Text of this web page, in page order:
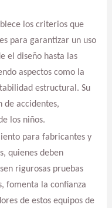
los criterios que
para garantizar un uso
el diseño hasta las
aspectos como la
estructural. Su
de accidentes,
los niños.
para fabricantes y
quienes deben
rigurosas pruebas
fomenta la confianza
de estos equipos de